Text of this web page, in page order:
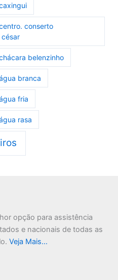
conserto
belenzinho
branca
fria
rasa
opção para assistência
e nacionais de todas as
Veja Mais…